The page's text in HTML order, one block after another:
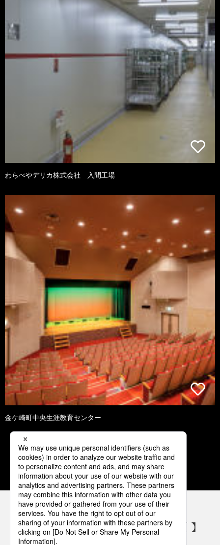
わらべやデリカ株式会社 入間工場
金ケ崎町中央生涯教育センター
1 2 3 4 5
パナソニックの電気設備 SNSアカウント